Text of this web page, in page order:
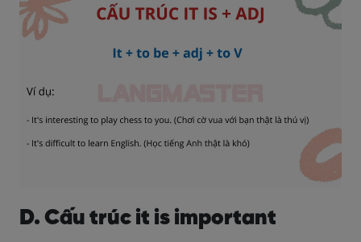
D. Cấu trúc it is important